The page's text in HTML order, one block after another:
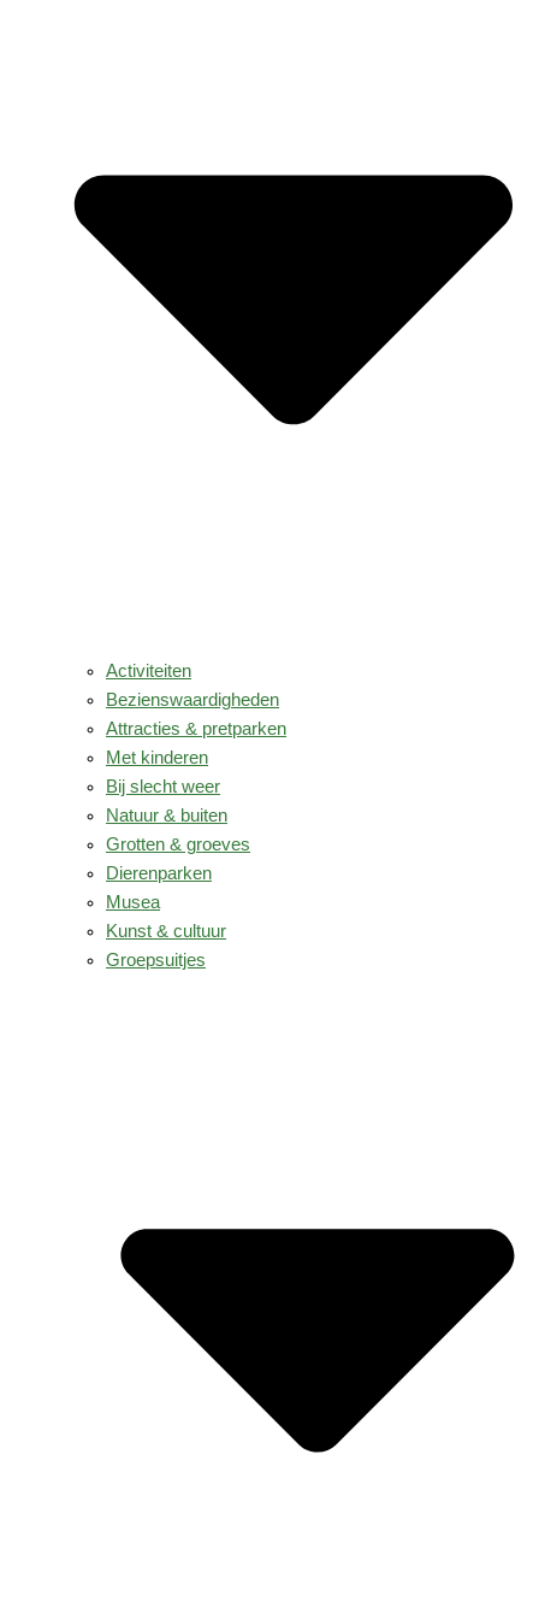
Activiteiten
Bezienswaardigheden
Attracties & pretparken
Met kinderen
Bij slecht weer
Natuur & buiten
Grotten & groeves
Dierenparken
Musea
Kunst & cultuur
Groepsuitjes